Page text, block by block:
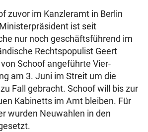
zuvor im Kanzleramt in Berlin
ist seit
nur noch geschäftsführend im
Rechtspopulist Geert
Schoof angeführte Vier-
am 3. Juni im Streit um die
Fall gebracht. Schoof will bis zur
Kabinetts im Amt bleiben. Für
wurden Neuwahlen in den